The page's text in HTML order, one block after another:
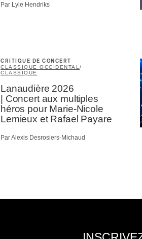
Par Lyle Hendriks
CRITIQUE DE CONCERT
CLASSIQUE OCCIDENTAL /
CLASSIQUE
Lanaudière 2026
| Concert aux multiples
héros pour Marie-Nicole
Lemieux et Rafael Payare
Par Alexis Desrosiers-Michaud